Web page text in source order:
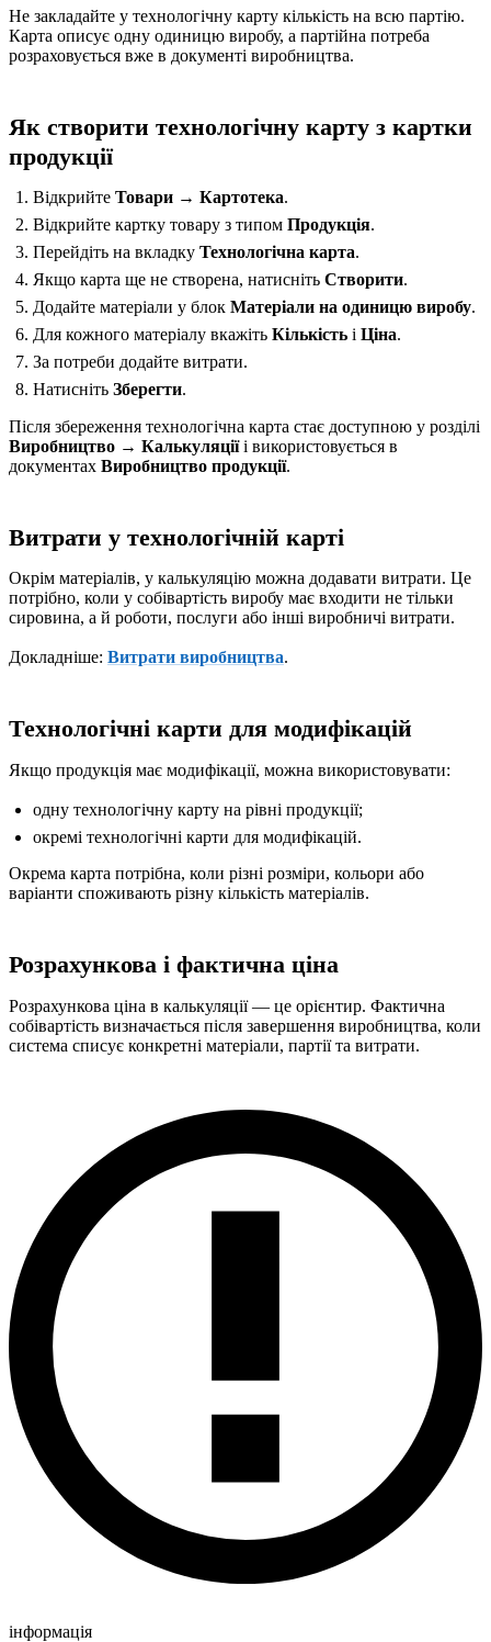
Не закладайте у технологічну карту кількість на всю партію.
Карта описує одну одиницю виробу, а партійна потреба
розраховується вже в документі виробництва.
Як створити технологічну карту з картки
продукції
Відкрийте Товари → Картотека.
Відкрийте картку товару з типом Продукція.
Перейдіть на вкладку Технологічна карта.
Якщо карта ще не створена, натисніть Створити.
Додайте матеріали у блок Матеріали на одиницю виробу.
Для кожного матеріалу вкажіть Кількістьі Ціна.
За потреби додайте витрати.
Натисніть Зберегти.
Після збереження технологічна карта стає доступною у розділі
Виробництво → Калькуляціїі використовується в
документах Виробництво продукції.
Витрати у технологічній карті
Окрім матеріалів, у калькуляцію можна додавати витрати. Це
потрібно, коли у собівартість виробу має входити не тільки
сировина, а й роботи, послуги або інші виробничі витрати.
Докладніше: Витрати виробництва.
Технологічні карти для модифікацій
Якщо продукція має модифікації, можна використовувати:
одну технологічну карту на рівні продукції;
окремі технологічні карти для модифікацій.
Окрема карта потрібна, коли різні розміри, кольори або
варіанти споживають різну кількість матеріалів.
Розрахункова і фактична ціна
Розрахункова ціна в калькуляції — це орієнтир. Фактична
собівартість визначається після завершення виробництва, коли
система списує конкретні матеріали, партії та витрати.
інформація